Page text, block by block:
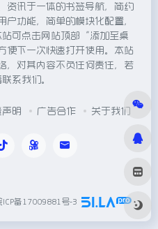
资讯于一体的书签导航，简约
户功能，简单的模块化配置，
可点击网站顶部“添加至桌
便下一次快速打开使用。本站
，对其内容不负任何责任，若
系我们。
声明 广告合作 关于我们
ICP备17009881号-3